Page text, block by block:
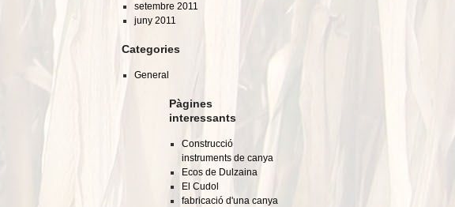
setembre 2011
juny 2011
Categories
General
Pàgines
interessants
Construcció
instruments de canya
Ecos de Dulzaina
El Cudol
fabricació d'una canya